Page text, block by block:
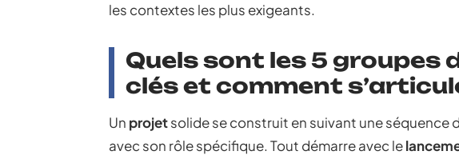
les contextes les plus exigeants.
Quels sont les 5 groupes
clés et comment
Un projetsolide se construit en suivant une séquence
avec son rôle spécifique. Tout démarre avec le